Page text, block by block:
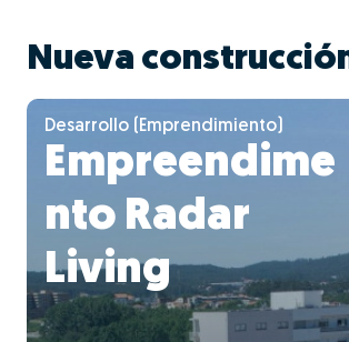
Nueva
Desarrollo (Emprendimiento)
Empreendime
nto Radar
Living